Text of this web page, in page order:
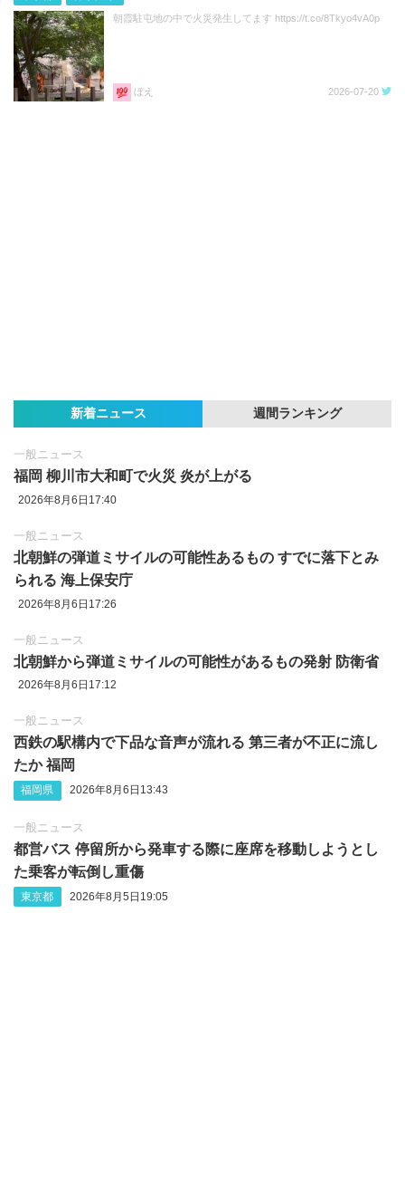
朝霞駐屯地の中で火災発生してます https://t.co/8Tkyo4vA0p
ぼえ 2026-07-20
新着ニュース 週間ランキング
一般ニュース
福岡 柳川市大和町で火災 炎が上がる
2026年8月6日17:40
一般ニュース
北朝鮮の弾道ミサイルの可能性あるもの すでに落下とみ
られる 海上保安庁
2026年8月6日17:26
一般ニュース
北朝鮮から弾道ミサイルの可能性があるもの発射 防衛省
2026年8月6日17:12
一般ニュース
西鉄の駅構内で下品な音声が流れる 第三者が不正に流し
たか 福岡
福岡県 2026年8月6日13:43
一般ニュース
都営バス 停留所から発車する際に座席を移動しようとし
た乗客が転倒し重傷
東京都 2026年8月5日19:05